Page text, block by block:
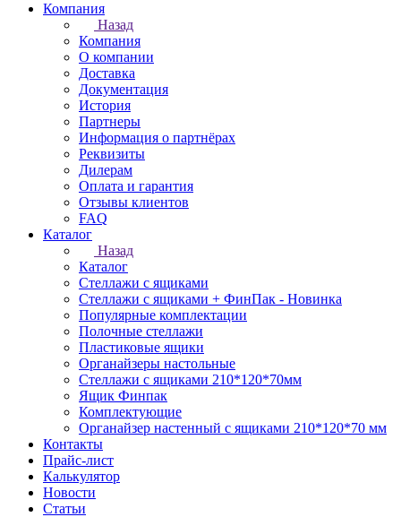
Компания
Назад
Компания
О компании
Доставка
Документация
История
Партнеры
Информация о партнёрах
Реквизиты
Дилерам
Оплата и гарантия
Отзывы клиентов
FAQ
Каталог
Назад
Каталог
Стеллажи с ящиками
Стеллажи с ящиками + ФинПак - Новинка
Популярные комплектации
Полочные стеллажи
Пластиковые ящики
Органайзеры настольные
Стеллажи с ящиками 210*120*70мм
Ящик Финпак
Комплектующие
Органайзер настенный с ящиками 210*120*70 мм
Контакты
Прайс-лист
Калькулятор
Новости
Статьи